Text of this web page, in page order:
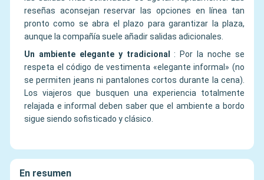
reseñas aconsejan reservar las opciones en línea tan
pronto como se abra el plazo para garantizar la plaza,
aunque la compañía suele añadir salidas adicionales.
Un ambiente elegante y tradicional
:
Por la noche se
respeta el código de vestimenta «elegante informal» (no
se permiten jeans ni pantalones cortos durante la cena).
Los viajeros que busquen una experiencia totalmente
relajada e informal deben saber que el ambiente a bordo
sigue siendo sofisticado y clásico.
En resumen